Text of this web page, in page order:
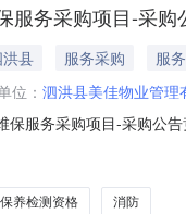
服务采购项目-采购
县 服务采购
服务
位： 泗洪县美佳物业管理
保服务采购项目-采购公
防系统维保，负责维保
养检测资格 消防